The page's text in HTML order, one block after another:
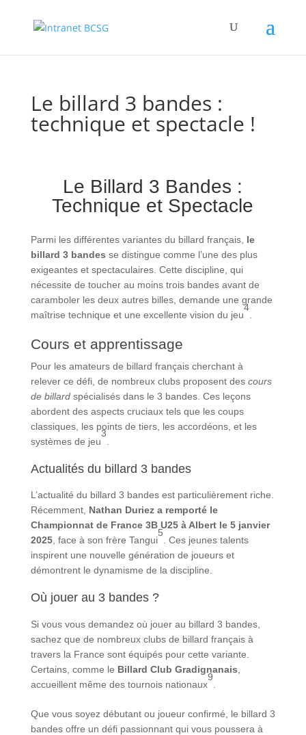
Le billard 3 bandes :
technique et spectacle !
Le Billard 3 Bandes :
Technique et Spectacle
Parmi les différentes variantes du billard français, le
billard 3 bandes se distingue comme l’une des plus
exigeantes et spectaculaires. Cette discipline, qui
nécessite de toucher au moins trois bandes avant de
caramboler les deux autres billes, demande une grande
maîtrise technique et une excellente vision du jeu
4
Cours et apprentissage
Pour les amateurs de billard français cherchant à
relever ce défi, de nombreux clubs proposent des cours
de billardspécialisés dans le 3 bandes. Ces leçons
abordent des aspects cruciaux tels que les coups
classiques, les points de tiers, les accordéons, et les
systèmes de jeu
3
Actualités du billard 3 bandes
L’actualité du billard 3 bandes est particulièrement riche.
Récemment, Nathan Duriez a remporté le
Championnat de France 3B U25 à Albert le 5 janvier
2025, face à son frère Tangui
5
. Ces jeunes talents
inspirent une nouvelle génération de joueurs et
démontrent le dynamisme de la discipline.
Où jouer au 3 bandes ?
Si vous vous demandez où jouer au billard 3 bandes,
sachez que de nombreux clubs de billard français à
travers la France sont équipés pour cette variante.
Certains, comme le Billard Club Gradignanais
accueillent même des tournois nationaux
9
Que vous soyez débutant ou joueur confirmé, le billard 3
bandes offre un défi passionnant qui vous poussera à